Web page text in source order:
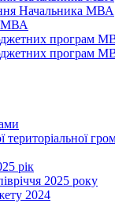
Начальника МВА
МВА
програм
програм
територіальної
рік
2025 року
2024